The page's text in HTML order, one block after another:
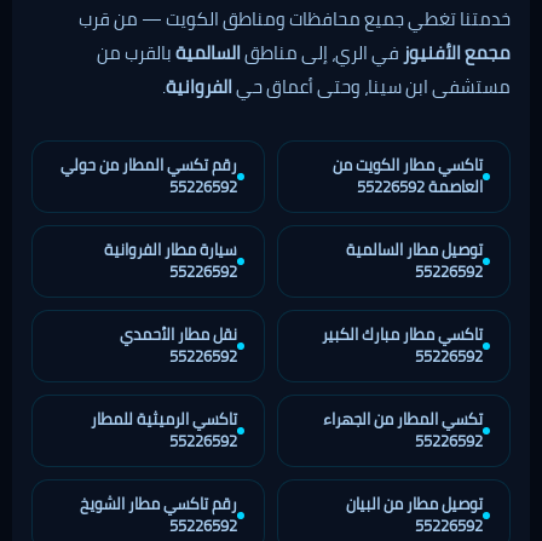
خدمتنا تغطي جميع محافظات ومناطق الكويت — من قرب
مجمع الأفنيوزفي الري، إلى مناطقالسالميةبالقرب من
مستشفى ابن سينا، وحتى أعماق حيالفروانية.
تاكسي مطار الكويت من
العاصمة 55226592
رقم تكسي المطار من حولي
55226592
توصيل مطار السالمية
55226592
سيارة مطار الفروانية
55226592
تاكسي مطار مبارك الكبير
55226592
نقل مطار الأحمدي
55226592
تكسي المطار من الجهراء
55226592
تاكسي الرميثية للمطار
55226592
توصيل مطار من البيان
55226592
رقم تاكسي مطار الشويخ
55226592